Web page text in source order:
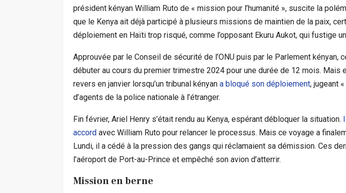
président kényan William Ruto de « mission pour l’humanité », suscite la
que le Kenya ait déjà participé à plusieurs missions de maintien de la paix,
déploiement en Haïti trop risqué, comme l’opposant Ekuru Aukot, qui fustige
Approuvée par le Conseil de sécurité de l’ONU puis par le Parlement kényan,
débuter au cours du premier trimestre 2024 pour une durée de 12 mois. Mais
revers en janvier lorsqu’un tribunal kényan a bloqué son déploiement, jugeant
d’agents de la police nationale à l’étranger.
Fin février, Ariel Henry s’était rendu au Kenya, espérant débloquer la situation.
accord avec William Ruto pour relancer le processus. Mais ce voyage a
Lundi, il a cédé à la pression des gangs qui réclamaient sa démission. Ces
l’aéroport de Port-au-Prince et empêché son avion d’atterrir.
Mission en berne